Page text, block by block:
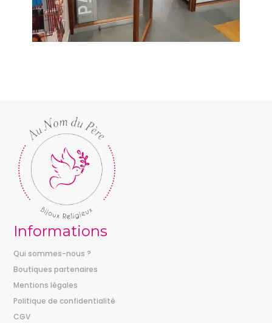
Informations
Qui sommes-nous ?
Boutiques partenaires
Mentions légales
Politique de confidentialité
CGV